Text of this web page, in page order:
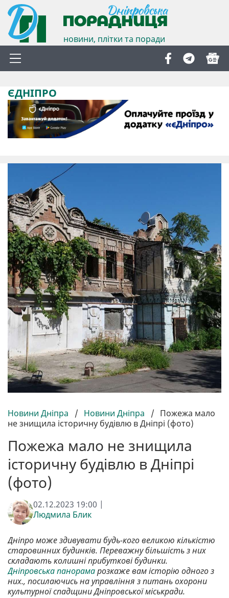
новини, плітки та поради
ЄДНІПРО
Новини Дніпра / Новини Дніпра / Пожежа мало
не знищила історичну будівлю в Дніпрі (фото)
Пожежа мало не знищила
історичну будівлю в Дніпрі
(фото)
02.12.2023 19:00 |
Людмила Блик
Дніпро може здивувати будь-кого великою кількістю
старовинних будинків. Переважну більшість з них
складають колишні прибуткові будинки.
Дніпровська панорамарозкаже вам історію одного з
них., посилаючись на управління з питань охорони
культурної спадщини Дніпровської міськради.